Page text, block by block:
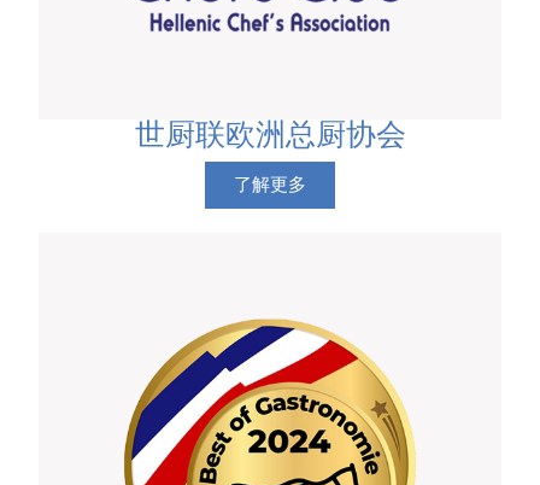
世厨联欧洲总厨协会
了解更多